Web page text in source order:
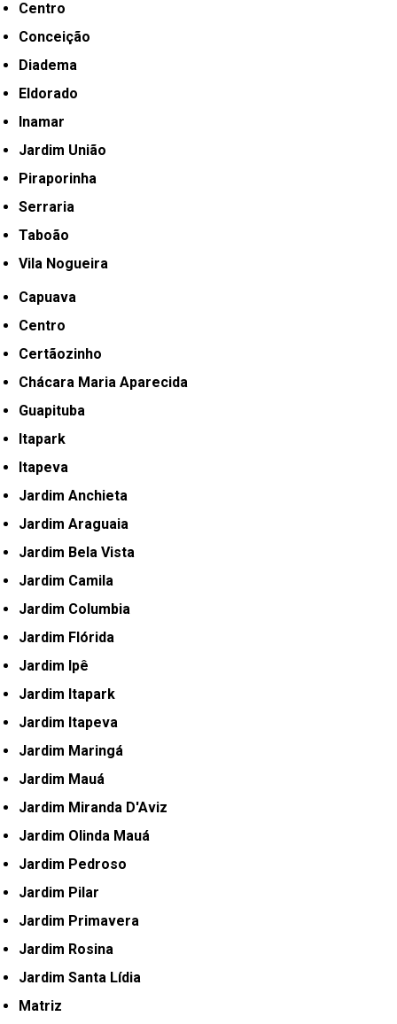
Centro
Conceição
Diadema
Eldorado
Inamar
Jardim União
Piraporinha
Serraria
Taboão
Vila Nogueira
Capuava
Centro
Certãozinho
Chácara Maria Aparecida
Guapituba
Itapark
Itapeva
Jardim Anchieta
Jardim Araguaia
Jardim Bela Vista
Jardim Camila
Jardim Columbia
Jardim Flórida
Jardim Ipê
Jardim Itapark
Jardim Itapeva
Jardim Maringá
Jardim Mauá
Jardim Miranda D'Aviz
Jardim Olinda Mauá
Jardim Pedroso
Jardim Pilar
Jardim Primavera
Jardim Rosina
Jardim Santa Lídia
Matriz